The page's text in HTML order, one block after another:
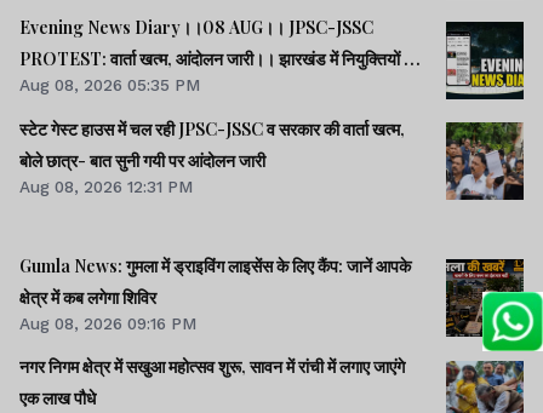
Evening News Diary।।08 AUG।। JPSC-JSSC
PROTEST: वार्ता खत्म, आंदोलन जारी।। झारखंड में नियुक्तियों में
भ्रष्टाचार-01: विधानसभा से हुई शुरूआत।। महिला आरक्षण कानून
लागू में देर क्यों -राहुल।। समेत अन्य खबरें व वीडियो।।
Aug 08, 2026 05:35 PM
स्टेट गेस्ट हाउस में चल रही JPSC-JSSC व सरकार की वार्ता खत्म,
बोले छात्र- बात सुनी गयी पर आंदोलन जारी
Aug 08, 2026 12:31 PM
Gumla News: गुमला में ड्राइविंग लाइसेंस के लिए कैंप: जानें आपके
क्षेत्र में कब लगेगा शिविर
Aug 08, 2026 09:16 PM
नगर निगम क्षेत्र में सखुआ महोत्सव शुरू, सावन में रांची में लगाए जाएंगे
एक लाख पौधे